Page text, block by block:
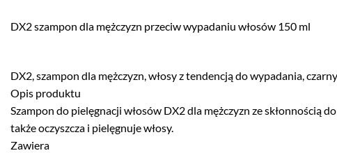
DX2 szampon dla mężczyzn przeciw wypadaniu włosów 150 ml
DX2, szampon dla mężczyzn, włosy z tendencją do wypadania,
Opis produktu
Szampon do pielęgnacji włosów DX2 dla mężczyzn ze skłonnością
także oczyszcza i pielęgnuje włosy.
Zawiera